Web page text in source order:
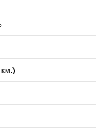
км.)